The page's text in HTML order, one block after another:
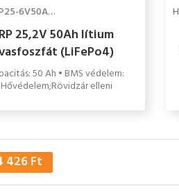
RP-LFP25-6V50AH-BT
RP 25,2V 50Ah lítium
(LiFePo4)
/ bluetooth,
kemping, hajó, hobby
50 Ah • BMS védelem:
Hővédelem;Rövidzár elleni
elleni védelem • IP
426 Ft